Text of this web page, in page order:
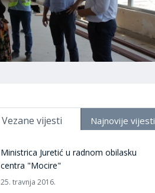
Vezane vijesti Najnovije vijesti
Ministrica Juretić u radnom obilasku
centra "Mocire"
25. travnja 2016.